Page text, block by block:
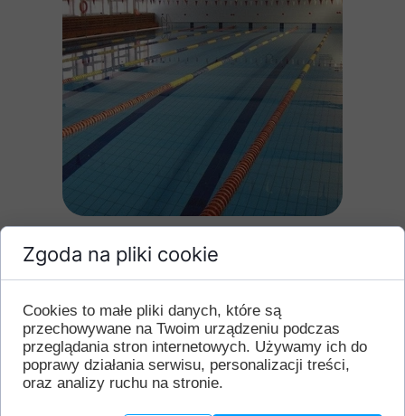
Zgoda na pliki cookie
Cookies to małe pliki danych, które są
przechowywane na Twoim urządzeniu podczas
przeglądania stron internetowych. Używamy ich do
poprawy działania serwisu, personalizacji treści,
oraz analizy ruchu na stronie.